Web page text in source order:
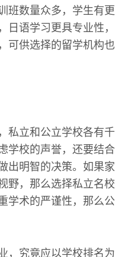
班数量众多，学生有更
日语学习更具专业性，
可供选择的留学机构也
私立和公立学校各有千
学校的声誉，还要结合
出明智的决策。如果家
野，那么选择私立名校
学术的严谨性，那么公
，究竟应以学校排名为